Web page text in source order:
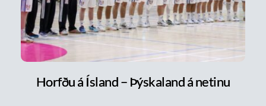
Horfðu á Ísland – Þýskaland á netinu